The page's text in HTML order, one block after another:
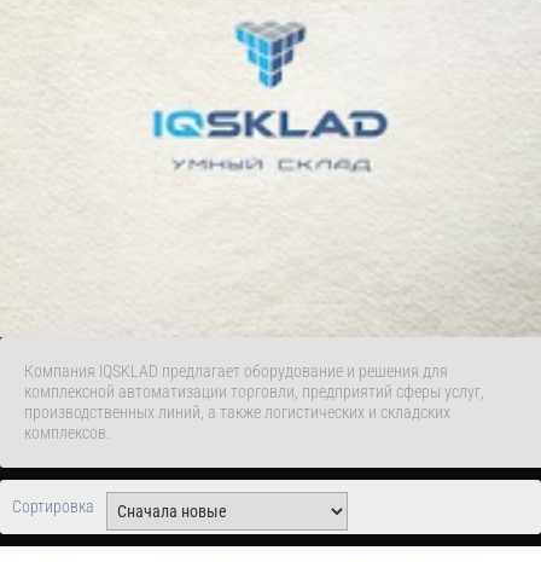
Компания IQSKLAD предлагает оборудование и решения для
комплексной автоматизации торговли, предприятий сферы услуг,
производственных линий, а также логистических и складских
комплексов.
Сортировка